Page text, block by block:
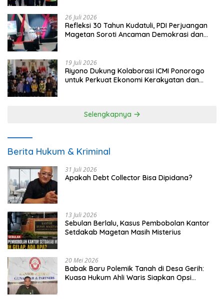
26 Juli 2026
Refleksi 30 Tahun Kudatuli, PDI Perjuangan
Magetan Soroti Ancaman Demokrasi dan
19 Juli 2026
Riyono Dukung Kolaborasi ICMI Ponorogo
untuk Perkuat Ekonomi Kerakyatan dan
Selengkapnya
Berita Hukum & Kriminal
31 Juli 2026
Apakah Debt Collector Bisa Dipidana?
13 Juli 2026
Sebulan Berlalu, Kasus Pembobolan Kantor
Setdakab Magetan Masih Misterius
20 Mei 2026
Babak Baru Polemik Tanah di Desa Gerih:
Kuasa Hukum Ahli Waris Siapkan Opsi